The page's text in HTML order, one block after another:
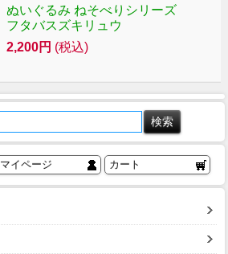
ぬいぐるみ ねそべりシリーズ
フタバスズキリュウ
2,200円 (税込)
マイページ カート